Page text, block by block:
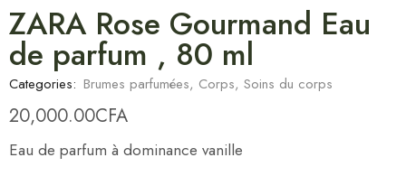
ZARA Rose Gourmand Eau
de parfum , 80 ml
Categories: Brumes parfumées, Corps, Soins du corps
20,000.00CFA
Eau de parfum à dominance vanille